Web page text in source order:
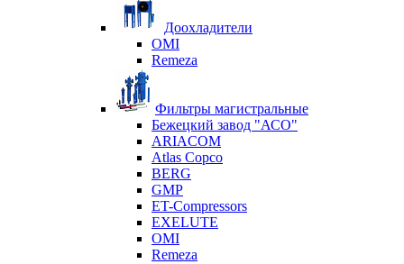
Доохладители
OMI
Remeza
Фильтры магистральные
Бежецкий завод "АСО"
ARIACOM
Atlas Copco
BERG
GMP
ET-Compressors
EXELUTE
OMI
Remeza